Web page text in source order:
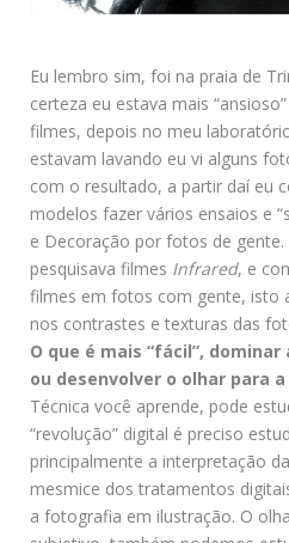
Eu lembro sim, foi na praia de
certeza eu estava mais
filmes, depois no meu
estavam lavando eu vi alguns
com o resultado, a partir daí eu
modelos fazer vários ensaios e
e Decoração por fotos de
pesquisava filmes Infrared, e
filmes em fotos com gente, isto
nos contrastes e texturas das
O que é mais “fácil”,
ou desenvolver o olhar para
Técnica você aprende, pode
“revolução” digital é preciso
principalmente a interpretação
mesmice dos tratamentos
a fotografia em ilustração. O